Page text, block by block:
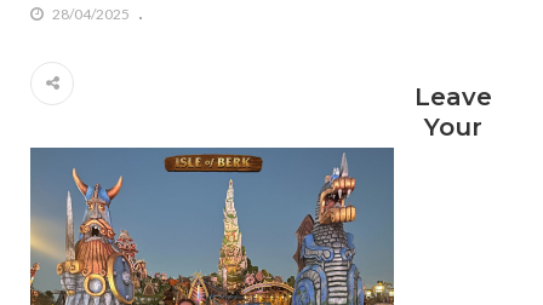
28/04/2025
Leave
Your